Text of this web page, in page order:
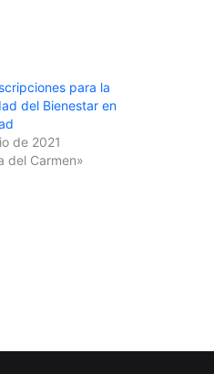
para la
del Bienestar en
de 2021
del Carmen»